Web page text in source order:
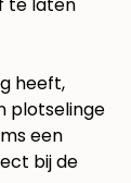
te laten
heeft,
plotselinge
een
bij de